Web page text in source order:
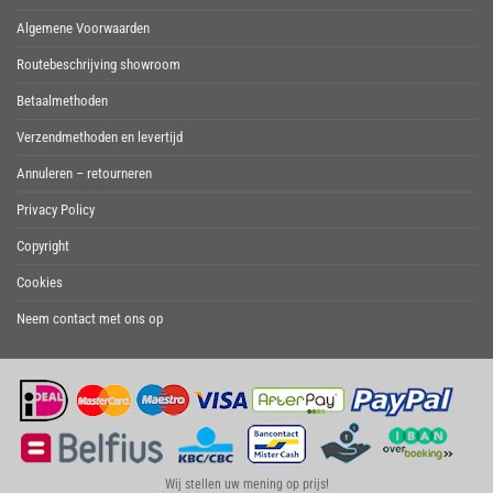
Algemene Voorwaarden
Routebeschrijving showroom
Betaalmethoden
Verzendmethoden en levertijd
Annuleren – retourneren
Privacy Policy
Copyright
Cookies
Neem contact met ons op
Wij stellen uw mening op prijs!